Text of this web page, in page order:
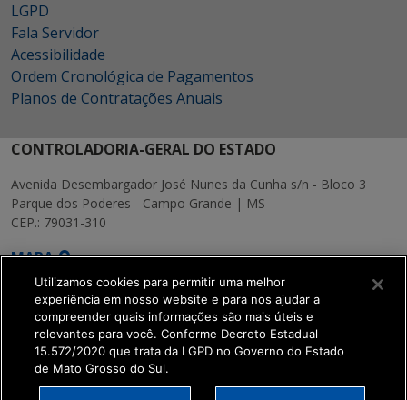
LGPD
Fala Servidor
Acessibilidade
Ordem Cronológica de Pagamentos
Planos de Contratações Anuais
CONTROLADORIA-GERAL DO ESTADO
Avenida Desembargador José Nunes da Cunha s/n - Bloco 3
Parque dos Poderes - Campo Grande | MS
CEP.: 79031-310
MAPA
SETDIG | Secretaria-
Executiva de
Utilizamos cookies para permitir uma melhor
experiência em nosso website e para nos ajudar a
compreender quais informações são mais úteis e
relevantes para você. Conforme Decreto Estadual
15.572/2020 que trata da LGPD no Governo do Estado
de Mato Grosso do Sul.